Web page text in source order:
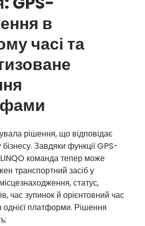
в
часі та
рішення, що відповідає
Завдяки функції GPS-
LINQO команда тепер може
транспортний засіб у
статус,
час зупинок й орієнтовний час
однієї платформи. Рішення